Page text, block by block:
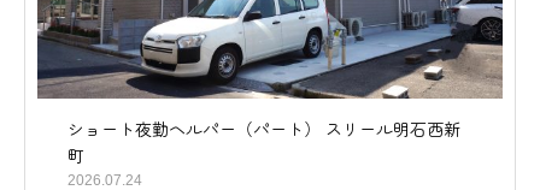
ショート夜勤ヘルパー（パート） スリール明石西新
町
2026.07.24